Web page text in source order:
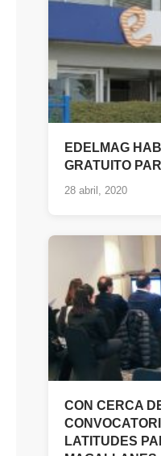
EDELMAG
GRATUITO
28 abril, 2020
CON CERCA
LATITUDES